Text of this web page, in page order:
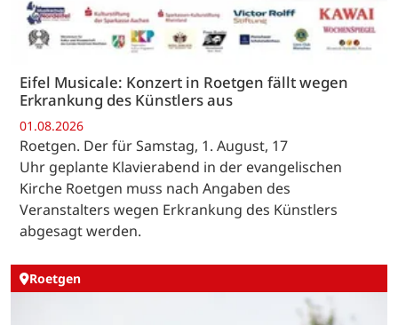
Eifel Musicale: Konzert in Roetgen fällt wegen
Erkrankung des Künstlers aus
01.08.2026
Roetgen. Der für Samstag, 1. August, 17
Uhr geplante Klavierabend in der evangelischen
Kirche Roetgen muss nach Angaben des
Veranstalters wegen Erkrankung des Künstlers
abgesagt werden.
Roetgen